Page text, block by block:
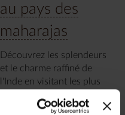
au pays des
maharajas
Découvrez les splendeurs
et le charme raffiné de
l'Inde en visitant les plus
mythiques du Rajasthan.